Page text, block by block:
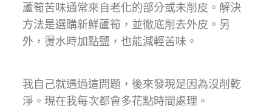
蘆筍苦味通常來自老化的部分或未削皮。解決
方法是選購新鮮蘆筍，並徹底削去外皮。另
外，燙水時加點鹽，也能減輕苦味。
我自己就遇過這問題，後來發現是因為沒削乾
淨。現在我每次都會多花點時間處理。